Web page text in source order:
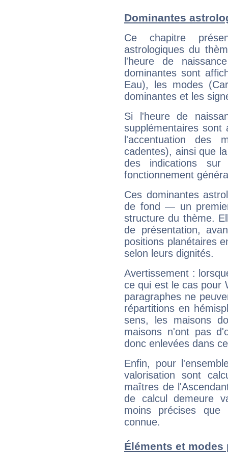
Dominantes
Ce chapitre
astrologiques du
l'heure de
dominantes sont
Eau), les modes
dominantes et les
Si l'heure de
supplémentaires sont
l'accentuation des
cadentes), ainsi que
des indications sur
fonctionnement
Ces dominantes
de fond — un
structure du thème.
de présentation,
positions planétaires
selon leurs dignités.
Avertissement :
ce qui est le cas pour
paragraphes ne
répartitions en
sens, les maisons
maisons n'ont pas
donc enlevées dans
Enfin, pour
valorisation sont
maîtres de
de calcul demeure
moins précises que
connue.
Éléments et